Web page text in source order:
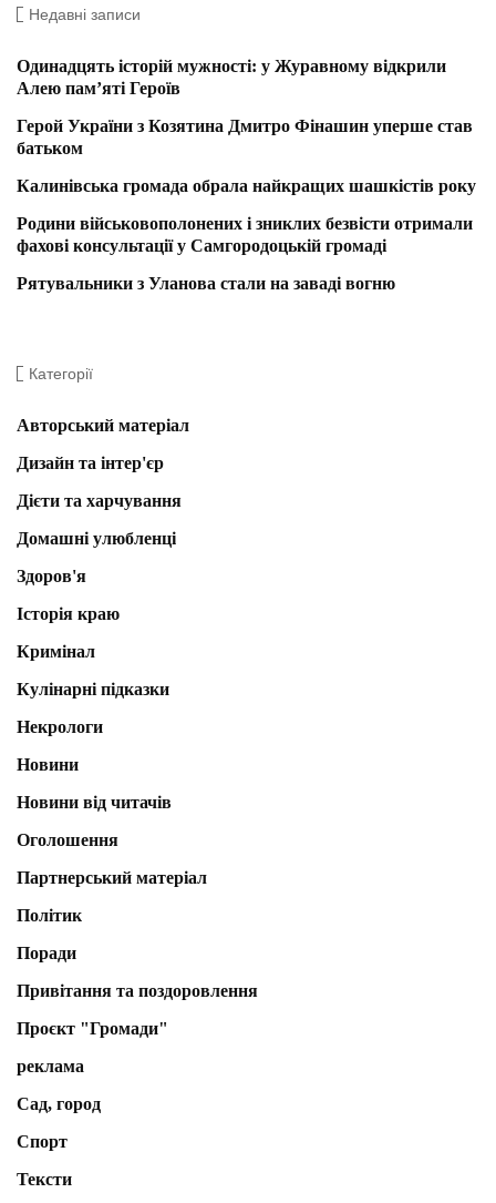
Недавні записи
Одинадцять історій мужності: у Журавному відкрили
Алею пам’яті Героїв
Герой України з Козятина Дмитро Фінашин уперше став
батьком
Калинівська громада обрала найкращих шашкістів року
Родини військовополонених і зниклих безвісти отримали
фахові консультації у Самгородоцькій громаді
Рятувальники з Уланова стали на заваді вогню
Категорії
Авторський матеріал
Дизайн та інтер'єр
Дієти та харчування
Домашні улюбленці
Здоров'я
Історія краю
Кримінал
Кулінарні підказки
Некрологи
Новини
Новини від читачів
Оголошення
Партнерський матеріал
Політик
Поради
Привітання та поздоровлення
Проєкт "Громади"
реклама
Сад, город
Спорт
Тексти